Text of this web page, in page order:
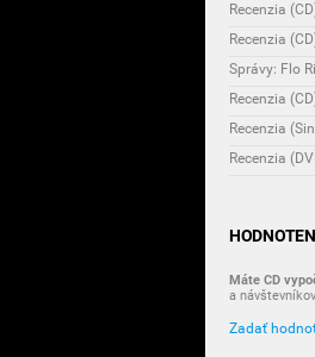
Recenzia
Recenzia
Správy: Flo
Recenzia
Recenzia
Recenzia
Máte CD
a
Zadať